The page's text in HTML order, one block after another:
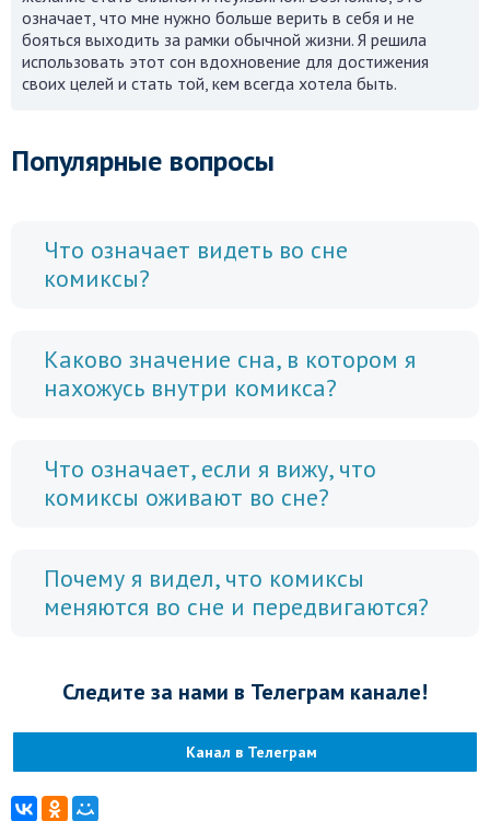
означает, что мне нужно больше верить в себя и не
бояться выходить за рамки обычной жизни. Я решила
использовать этот сон вдохновение для достижения
своих целей и стать той, кем всегда хотела быть.
Популярные вопросы
Что означает видеть во сне
комиксы?
Каково значение сна, в котором я
нахожусь внутри комикса?
Что означает, если я вижу, что
комиксы оживают во сне?
Почему я видел, что комиксы
меняются во сне и передвигаются?
Следите за нами в Телеграм канале!
Канал в Телеграм